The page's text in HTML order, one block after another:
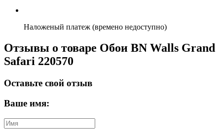
Наложеный платеж (времено недоступно)
Отзывы о товаре Обои BN Walls Grand
Safari 220570
Оставьте свой отзыв
Ваше имя: